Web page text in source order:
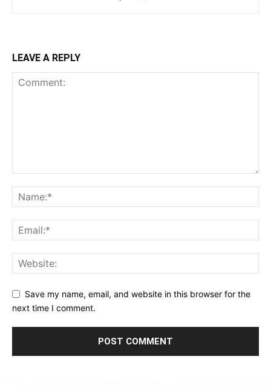
LEAVE A REPLY
Save my name, email, and website in this browser for the
next time I comment.